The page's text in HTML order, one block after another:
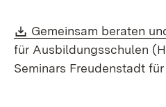
Download:
Gemeinsam beraten
für Ausbildungsschulen
Seminars Freudenstadt